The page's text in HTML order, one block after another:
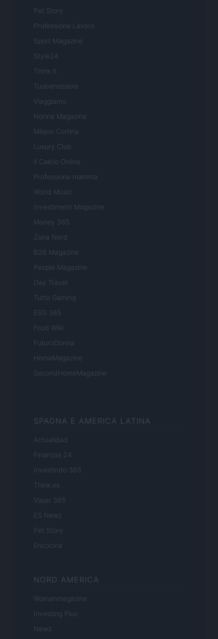
Pet Story
Professione Lavoro
Sport Magazine
Style24
Think.it
Tuobenessere
Viaggiamo
Nonne Magazine
Milano Cortina
Luxury Club
Il Calcio Online
Professione mamma
World Music
Investimenti Magazine
Money 365
Zona Nerd
B2B Magazine
People Magazine
Day Travel
Tutto Gaming
ESG 365
Food Wiki
FuturoDonna
HomeMagazine
SecondHomeMagazine
SPAGNA E AMERICA LATINA
Actualidad
Finanzas 24
Investindo 365
Think.es
Viajar 365
ES Newz
Pet Story
Encocina
NORD AMERICA
Womanmagazine
Investing Plus
Newz